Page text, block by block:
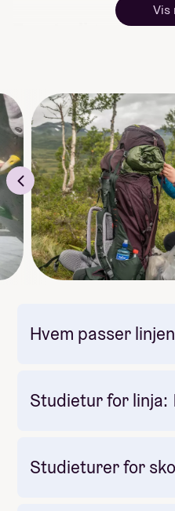
Eventyrlig reise til
uendelige muligheter for
idrett og friluftsliv på sitt
surfestrender og fjellturer
et fantastisk landskap.
Bli litt kjent med
Vis
Hvem passer
Studietur for linja:
Studieturer for